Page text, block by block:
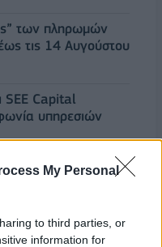
My Personal
to third parties, or
information for
των πληρωμών
τις 14 Αυγούστου
SEE Capital
υπηρεσιών
άνοδος